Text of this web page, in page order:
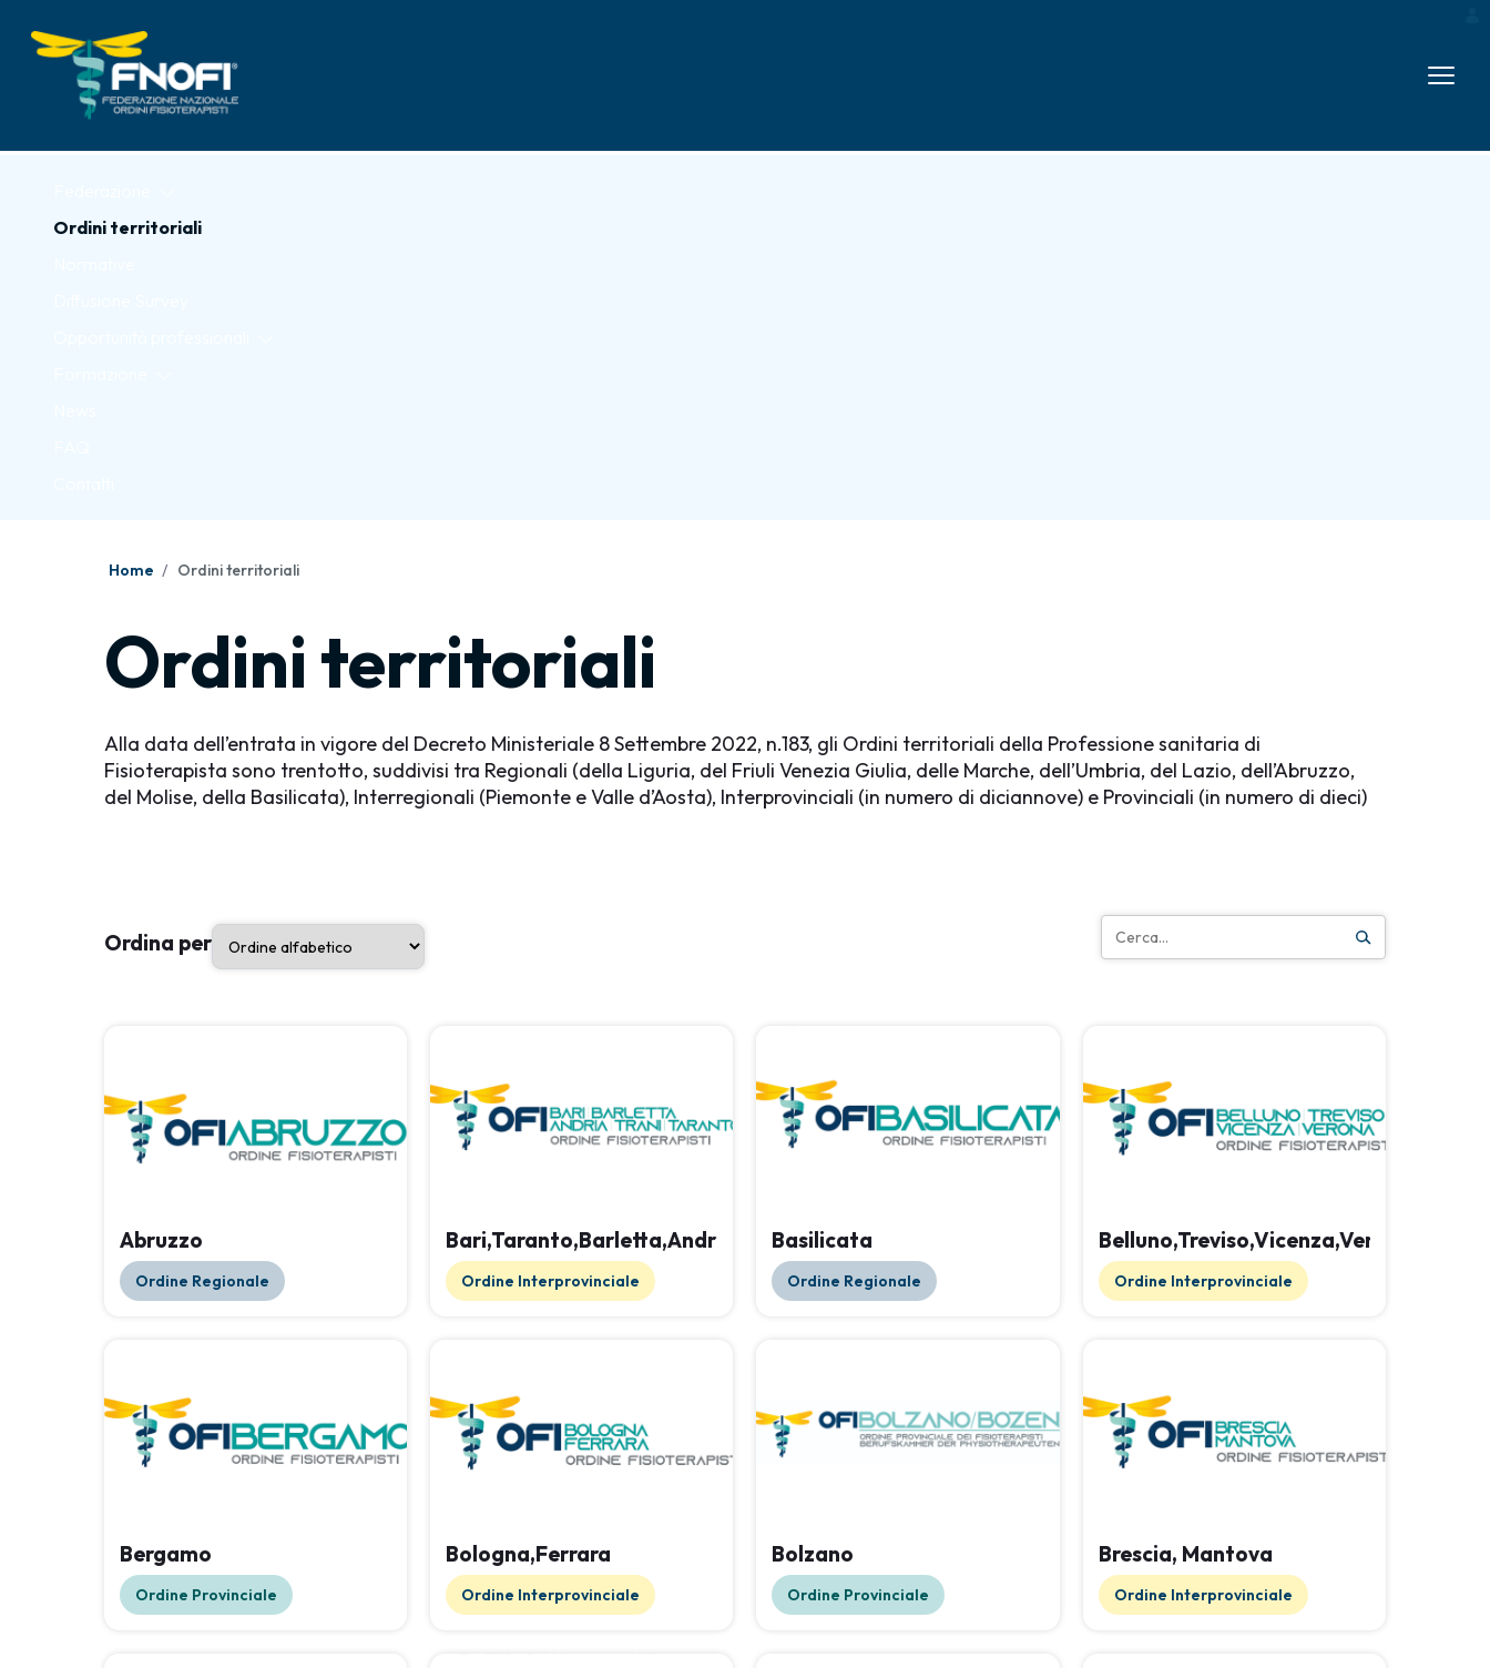
Ordini territoriali
Home Ordini territoriali
Ordini territoriali
Alla data dell’entrata in vigore del Decreto Ministeriale 8 Settembre 2022, n.183, gli Ordini territoriali della Professione sanitaria di
Fisioterapista sono trentotto, suddivisi tra Regionali (della Liguria, del Friuli Venezia Giulia, delle Marche, dell’Umbria, del Lazio, dell’Abruzzo,
del Molise, della Basilicata), Interregionali (Piemonte e Valle d’Aosta), Interprovinciali (in numero di diciannove) e Provinciali (in numero di dieci)
Ordina per
Abruzzo
Ordine Regionale
Bari,Taranto,Barletta,Andria,Trani
Ordine Interprovinciale
Basilicata
Ordine Regionale
Belluno,Treviso,Vicenza,Verona
Ordine Interprovinciale
Bergamo
Ordine Provinciale
Bologna,Ferrara
Ordine Interprovinciale
Bolzano
Ordine Provinciale
Brescia, Mantova
Ordine Interprovinciale